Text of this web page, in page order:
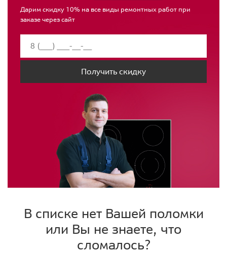
Дарим скидку 10% на все виды ремонтных работ при
заказе через сайт
Получить скидку
В списке нет Вашей поломки
или Вы не знаете, что
сломалось?